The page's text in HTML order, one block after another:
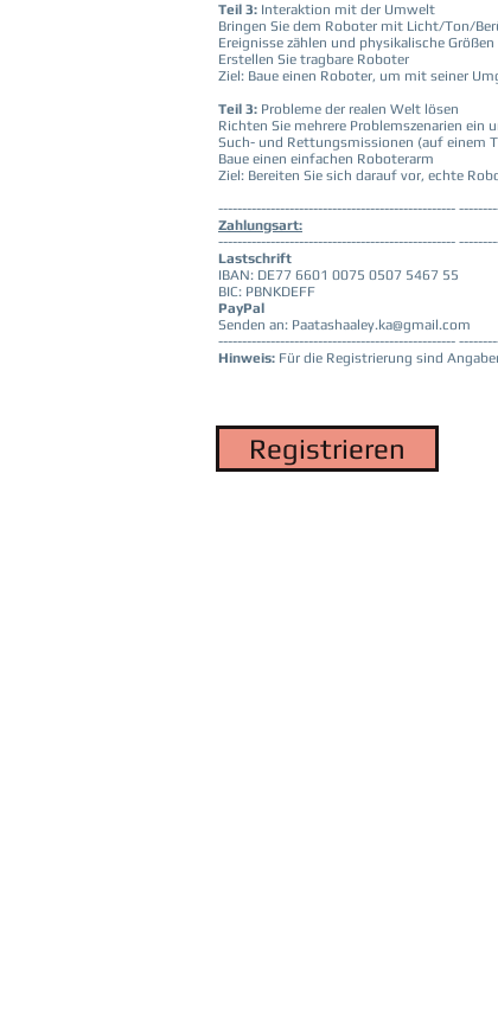
Teil 3: Interaktion mit der Umwelt
Bringen Sie dem Roboter mit Licht/Ton/
Ereignisse zählen und physikalische Größen
Erstellen Sie tragbare Roboter
Ziel: Baue einen Roboter, um mit seiner
Teil 3: Probleme der realen Welt lösen
Richten Sie mehrere Problemszenarien ein
Such- und Rettungsmissionen (auf einem
Baue einen einfachen Roboterarm
Ziel: Bereiten Sie sich darauf vor, echte
--------------------------------------------------
Zahlungsart:
--------------------------------------------------
Lastschrift
IBAN: DE77 6601 0075 0507 5467 55
BIC: PBNKDEFF
PayPal
Senden an: Paatashaaley.ka@gmail.com
--------------------------------------------------
Hinweis: Für die Registrierung sind
Registrieren